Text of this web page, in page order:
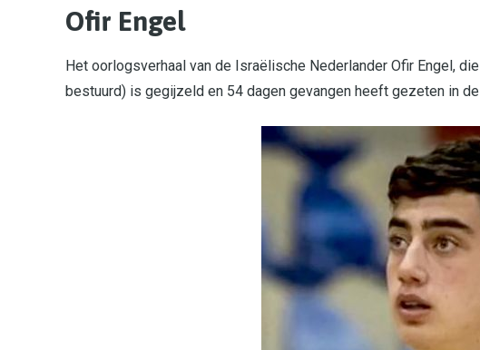
Ofir Engel
Het oorlogsverhaal van de Israëlische Nederlander Ofir Engel,
bestuurd) is gegijzeld en 54 dagen gevangen heeft gezeten in